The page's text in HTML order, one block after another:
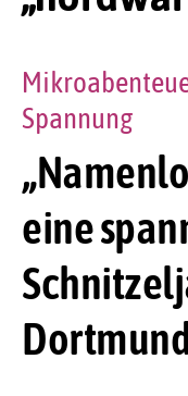
eine
Spannung